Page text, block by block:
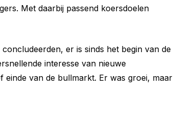
Met daarbij passend koersdoelen
er is sinds het begin van de
interesse van nieuwe
van de bullmarkt. Er was groei, maar